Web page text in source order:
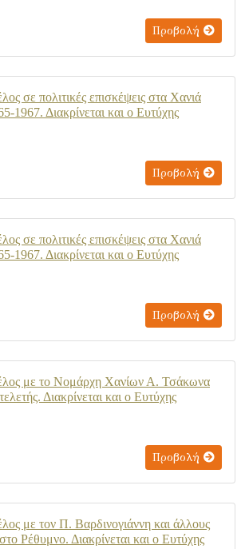
Προβολή
σε πολιτικές επισκέψεις στα Χανιά
1967. Διακρίνεται και ο Ευτύχης
Προβολή
σε πολιτικές επισκέψεις στα Χανιά
1967. Διακρίνεται και ο Ευτύχης
Προβολή
με το Νομάρχη Χανίων Α. Τσάκωνα
Διακρίνεται και ο Ευτύχης
Προβολή
με τον Π. Βαρδινογιάννη και άλλους
Ρέθυμνο. Διακρίνεται και ο Ευτύχης